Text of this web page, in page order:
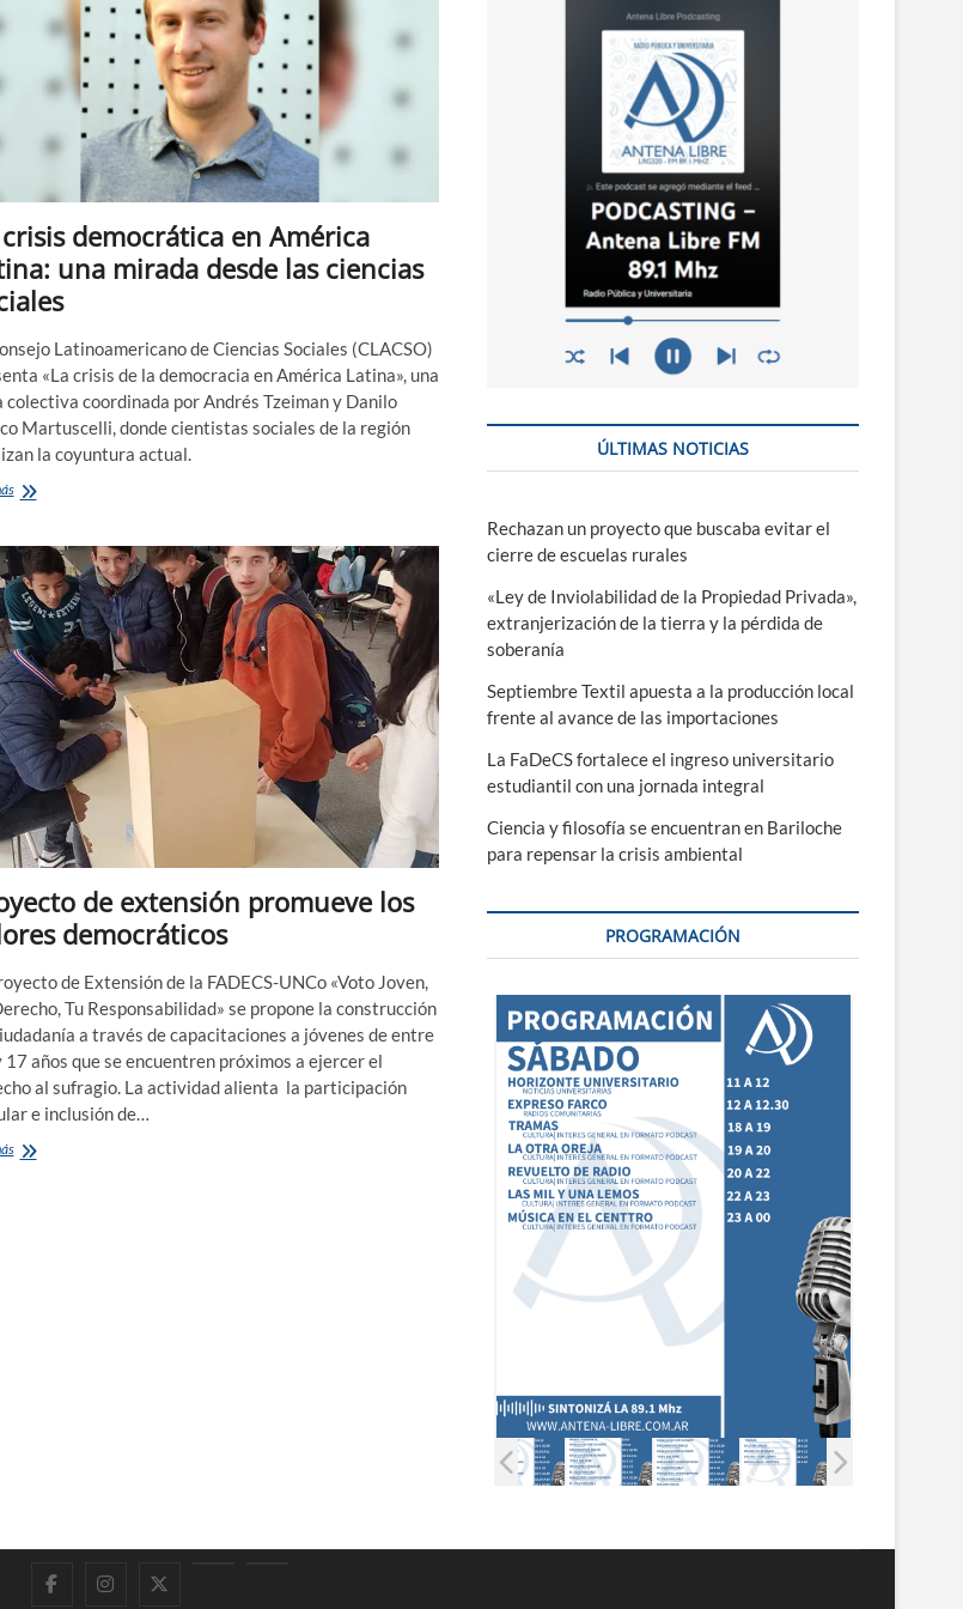
crisis democrática en América
una mirada desde las ciencias
Latinoamericano de Ciencias Sociales (CLACSO)
«La crisis de la democracia en América Latina», una
colectiva coordinada por Andrés Tzeiman y Danilo
Martuscelli, donde cientistas sociales de la región
la coyuntura actual.
La
en
América
Latina:
una
mirada
desde
las
ciencias
sociales
de extensión promueve los
democráticos
de Extensión de la FADECS-UNCo «Voto Joven,
Tu Responsabilidad» se propone la construcción
a través de capacitaciones a jóvenes de entre
17 años que se encuentren próximos a ejercer el
al sufragio. La actividad alienta la participación
e inclusión de…
Proyecto
ÚLTIMAS NOTICIAS
Rechazan un proyecto que buscaba evitar el
cierre de escuelas rurales
«Ley de Inviolabilidad de la Propiedad Privada»,
extranjerización de la tierra y la pérdida de
soberanía
Septiembre Textil apuesta a la producción local
frente al avance de las importaciones
La FaDeCS fortalece el ingreso universitario
estudiantil con una jornada integral
Ciencia y filosofía se encuentran en Bariloche
para repensar la crisis ambiental
PROGRAMACIÓN
FacebookInstagram